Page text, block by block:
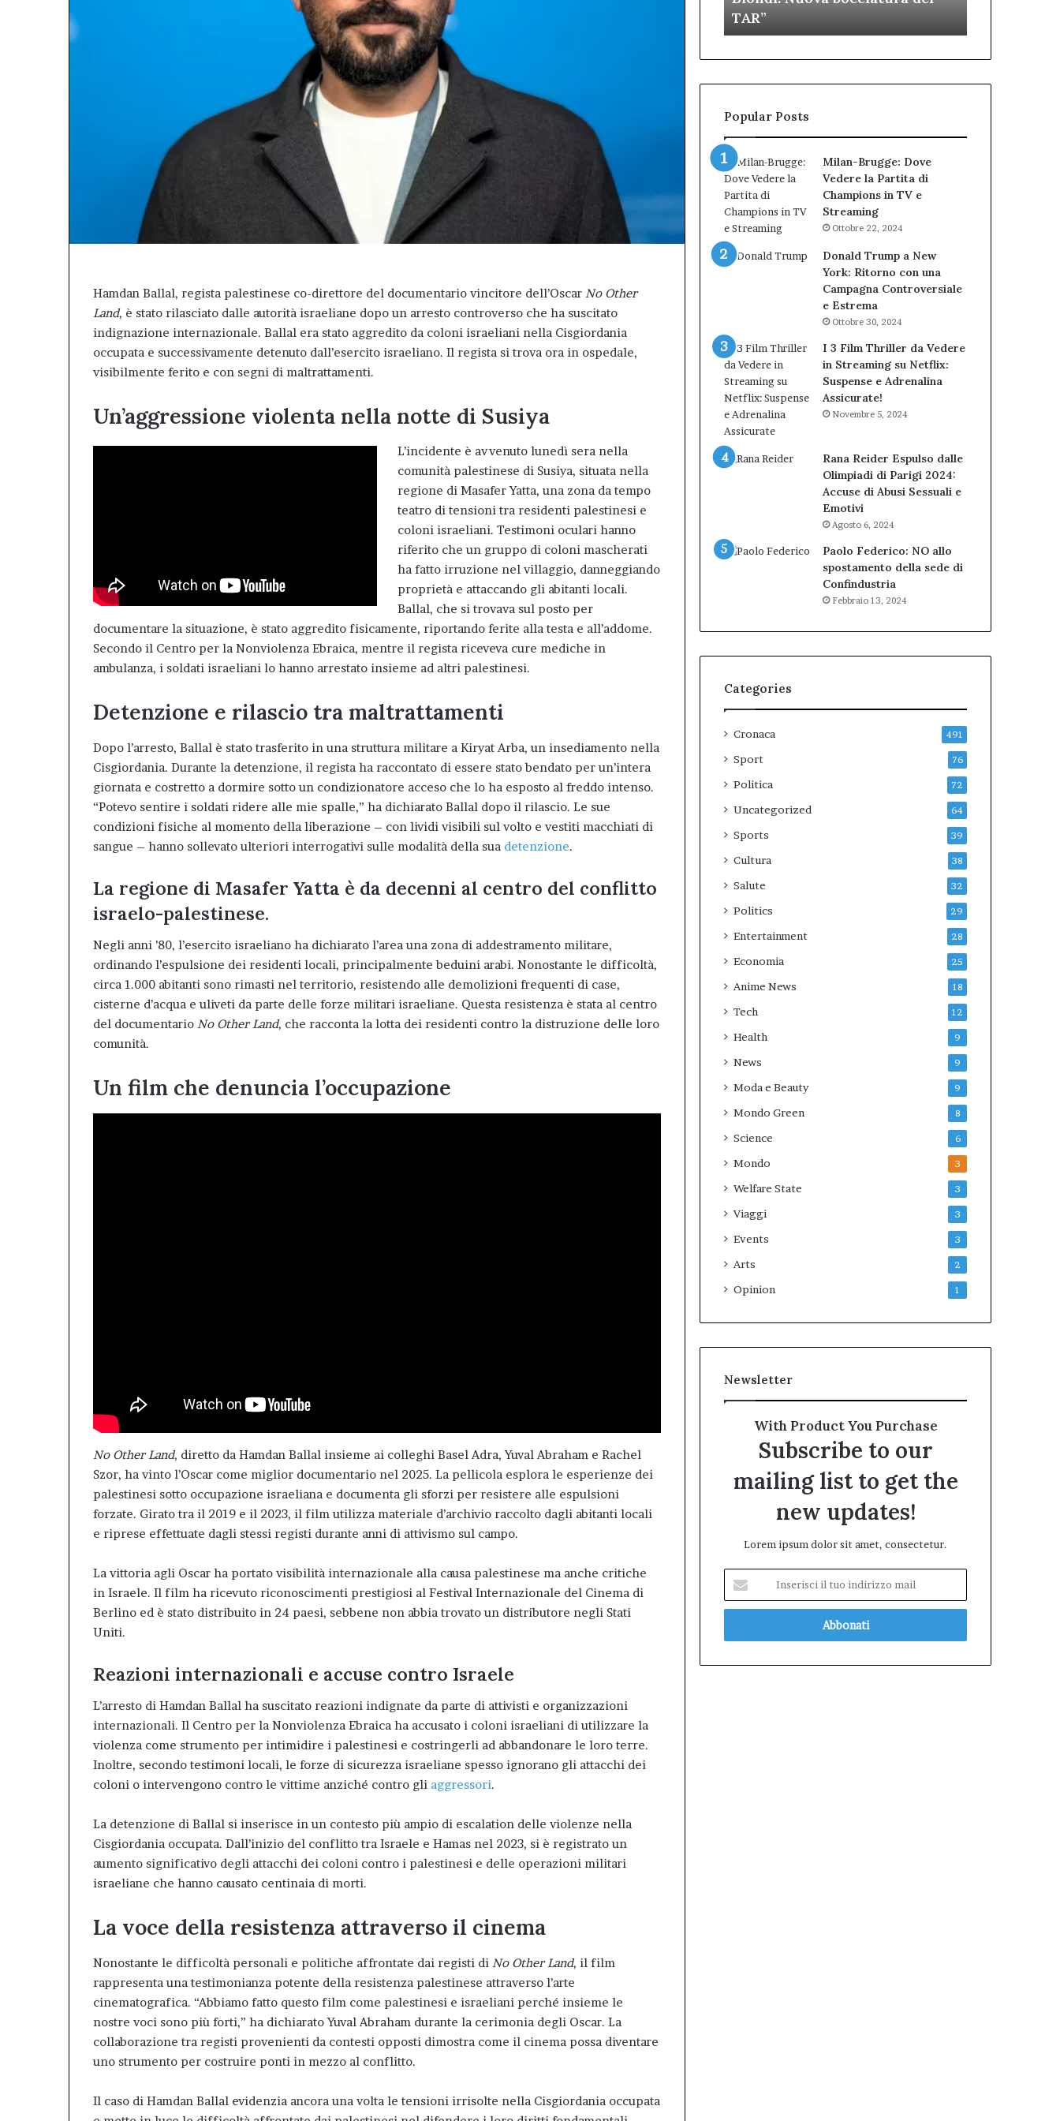
Hamdan Ballal, regista palestinese co-direttore del documentario vincitore dell’Oscar No Other
Land, è stato rilasciato dalle autorità israeliane dopo un arresto controverso che ha suscitato
indignazione internazionale. Ballal era stato aggredito da coloni israeliani nella Cisgiordania
occupata e successivamente detenuto dall’esercito israeliano. Il regista si trova ora in ospedale,
visibilmente ferito e con segni di maltrattamenti.
Un’aggressione violenta nella notte di Susiya
L’incidente è avvenuto lunedì sera nella
comunità palestinese di Susiya, situata nella
regione di Masafer Yatta, una zona da tempo
teatro di tensioni tra residenti palestinesi e
coloni israeliani. Testimoni oculari hanno
riferito che un gruppo di coloni mascherati
ha fatto irruzione nel villaggio, danneggiando
proprietà e attaccando gli abitanti locali.
Ballal, che si trovava sul posto per
documentare la situazione, è stato aggredito fisicamente, riportando ferite alla testa e all’addome.
Secondo il Centro per la Nonviolenza Ebraica, mentre il regista riceveva cure mediche in
ambulanza, i soldati israeliani lo hanno arrestato insieme ad altri palestinesi.
Detenzione e rilascio tra maltrattamenti
Dopo l’arresto, Ballal è stato trasferito in una struttura militare a Kiryat Arba, un insediamento nella
Cisgiordania. Durante la detenzione, il regista ha raccontato di essere stato bendato per un’intera
giornata e costretto a dormire sotto un condizionatore acceso che lo ha esposto al freddo intenso.
“Potevo sentire i soldati ridere alle mie spalle,” ha dichiarato Ballal dopo il rilascio. Le sue
condizioni fisiche al momento della liberazione – con lividi visibili sul volto e vestiti macchiati di
sangue – hanno sollevato ulteriori interrogativi sulle modalità della sua detenzione.
La regione di Masafer Yatta è da decenni al centro del conflitto
israelo-palestinese.
Negli anni ’80, l’esercito israeliano ha dichiarato l’area una zona di addestramento militare,
ordinando l’espulsione dei residenti locali, principalmente beduini arabi. Nonostante le difficoltà,
circa 1.000 abitanti sono rimasti nel territorio, resistendo alle demolizioni frequenti di case,
cisterne d’acqua e uliveti da parte delle forze militari israeliane. Questa resistenza è stata al centro
del documentario No Other Land, che racconta la lotta dei residenti contro la distruzione delle loro
comunità.
Un film che denuncia l’occupazione
No Other Land, diretto da Hamdan Ballal insieme ai colleghi Basel Adra, Yuval Abraham e Rachel
Szor, ha vinto l’Oscar come miglior documentario nel 2025. La pellicola esplora le esperienze dei
palestinesi sotto occupazione israeliana e documenta gli sforzi per resistere alle espulsioni
forzate. Girato tra il 2019 e il 2023, il film utilizza materiale d’archivio raccolto dagli abitanti locali
e riprese effettuate dagli stessi registi durante anni di attivismo sul campo.
La vittoria agli Oscar ha portato visibilità internazionale alla causa palestinese ma anche critiche
in Israele. Il film ha ricevuto riconoscimenti prestigiosi al Festival Internazionale del Cinema di
Berlino ed è stato distribuito in 24 paesi, sebbene non abbia trovato un distributore negli Stati
Uniti.
Reazioni internazionali e accuse contro Israele
L’arresto di Hamdan Ballal ha suscitato reazioni indignate da parte di attivisti e organizzazioni
internazionali. Il Centro per la Nonviolenza Ebraica ha accusato i coloni israeliani di utilizzare la
violenza come strumento per intimidire i palestinesi e costringerli ad abbandonare le loro terre.
Inoltre, secondo testimoni locali, le forze di sicurezza israeliane spesso ignorano gli attacchi dei
coloni o intervengono contro le vittime anziché contro gli aggressori.
La detenzione di Ballal si inserisce in un contesto più ampio di escalation delle violenze nella
Cisgiordania occupata. Dall’inizio del conflitto tra Israele e Hamas nel 2023, si è registrato un
aumento significativo degli attacchi dei coloni contro i palestinesi e delle operazioni militari
israeliane che hanno causato centinaia di morti.
La voce della resistenza attraverso il cinema
Nonostante le difficoltà personali e politiche affrontate dai registi di No Other Land, il film
rappresenta una testimonianza potente della resistenza palestinese attraverso l’arte
cinematografica. “Abbiamo fatto questo film come palestinesi e israeliani perché insieme le
nostre voci sono più forti,” ha dichiarato Yuval Abraham durante la cerimonia degli Oscar. La
collaborazione tra registi provenienti da contesti opposti dimostra come il cinema possa diventare
uno strumento per costruire ponti in mezzo al conflitto.
Il caso di Hamdan Ballal evidenzia ancora una volta le tensioni irrisolte nella Cisgiordania occupata
responsabile,
conferma
valore
dell’Afm
patrimonio
conquista
gremita
per
il
debutto
dell’amministrazione
Biondi.
del
TAR”
partecipazione
dell’Immaginario
Popular Posts
Milan-Brugge: Dove
Vedere la Partita di
Champions in TV e
Streaming
Ottobre 22, 2024
Donald Trump a New
York: Ritorno con una
Campagna Controversiale
e Estrema
Ottobre 30, 2024
I 3 Film Thriller da Vedere
in Streaming su Netflix:
Suspense e Adrenalina
Assicurate!
Novembre 5, 2024
Rana Reider Espulso dalle
Olimpiadi di Parigi 2024:
Accuse di Abusi Sessuali e
Emotivi
Agosto 6, 2024
Paolo Federico: NO allo
spostamento della sede di
Confindustria
Febbraio 13, 2024
Categories
Cronaca 491
Sport 76
Politica 72
Uncategorized 64
Sports 39
Cultura 38
Salute 32
Politics 29
Entertainment 28
Economia 25
Anime News 18
Tech 12
Health 9
News 9
Moda e Beauty 9
Mondo Green 8
Science 6
Mondo 3
Welfare State 3
Viaggi 3
Events 3
Arts 2
Opinion 1
Newsletter
With Product You Purchase
Subscribe to our
mailing list to get the
new updates!
Lorem ipsum dolor sit amet, consectetur.
tuo
mail